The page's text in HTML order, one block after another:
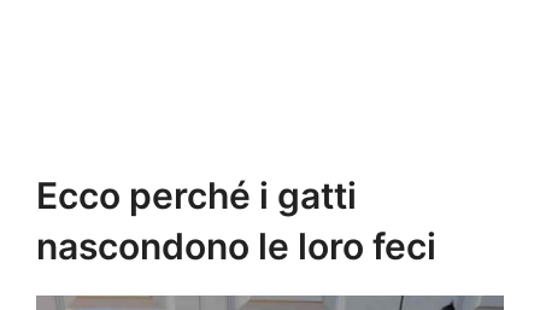
Ecco perché i gatti
nascondono le loro feci